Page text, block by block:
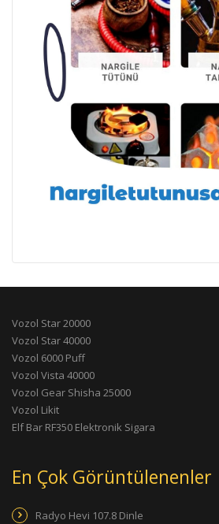
Vozol Star 20000
Vozol Star 40000
Vozol 6000 Puff
Vozol Vista 40000
Vozol Gear Shisha 25000
Vozol Likit
Elf Bar RF350 Elektronik Sigara
En Çok Görüntülenenler
Radyo Hevi 107.8 Dinle